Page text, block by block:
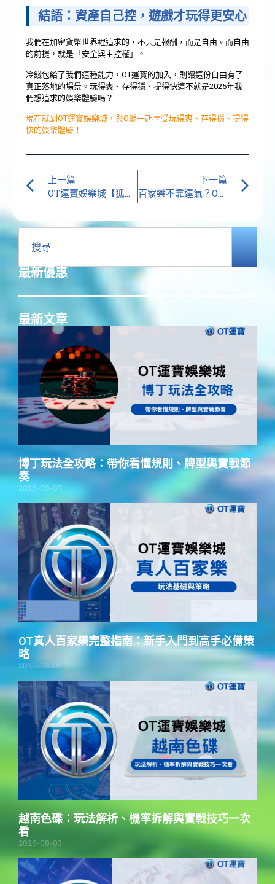
結語：資產自己控，遊戲才玩得更安心
我們在加密貨幣世界裡追求的，不只是報酬，而是自由。而自由
的前提，就是「安全與主控權」。
冷錢包給了我們這種能力，OT運寶的加入，則讓這份自由有了
真正落地的場景。玩得爽、存得穩、提得快這不就是2025年我
們想追求的娛樂體驗嗎？
現在就到OT運寶娛樂城，與O編一起享受玩得爽、存得穩、提得
快的娛樂體驗！
上一篇
下一篇
百家樂不靠運氣？OT運寶娛樂城解析2025破解「莊家優勢」的下注策略
最新優惠
最新文章
博丁玩法全攻略：帶你看懂規則、牌型與實戰節
奏
2026-08-07
OT真人百家樂完整指南：新手入門到高手必備策
略
2026-08-05
越南色碟：玩法解析、機率拆解與實戰技巧一次
看
2026-08-03